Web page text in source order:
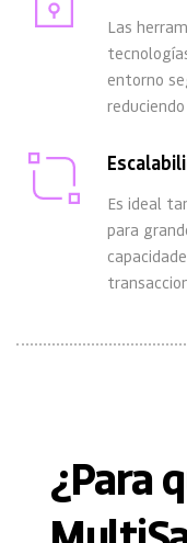
Las
entorno
Es ideal
para
¿Para